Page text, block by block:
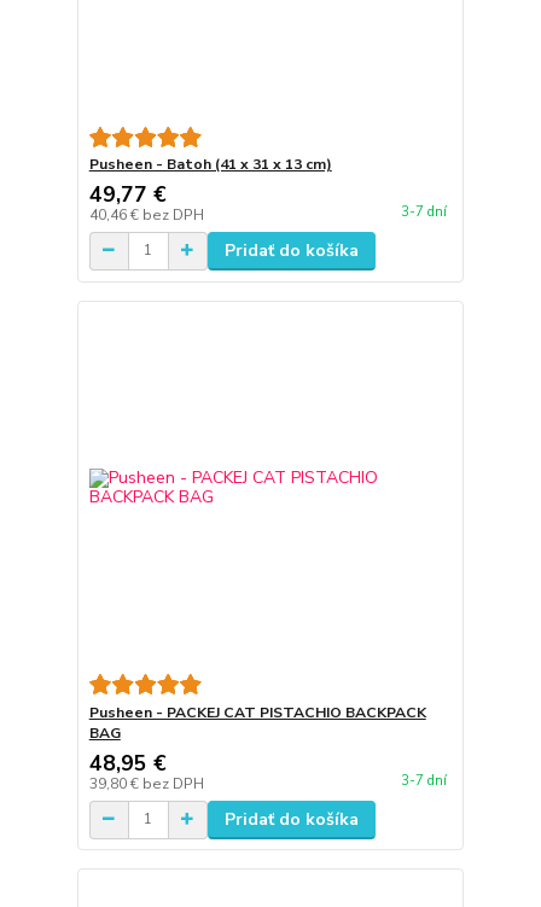
Pusheen - Batoh (41 x 31 x 13 cm)
49,77 €
40,46 € bez DPH 3-7 dní
Pridať do košíka
Pusheen - PACKEJ CAT PISTACHIO BACKPACK
BAG
48,95 €
39,80 € bez DPH 3-7 dní
Pridať do košíka